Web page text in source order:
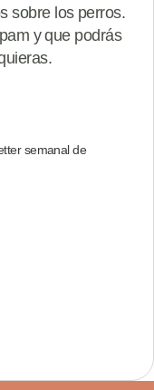
sobre los perros.
y que podrás
semanal de